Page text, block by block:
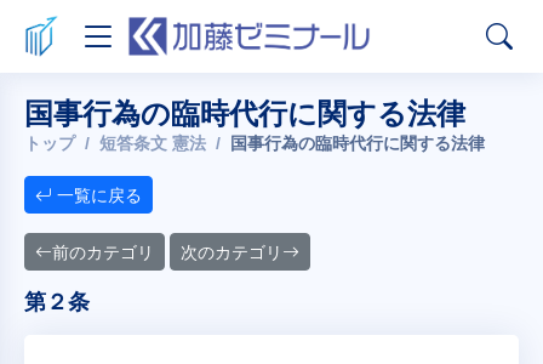
国事行為の臨時代行に関する法律
トップ 短答条文 憲法 国事行為の臨時代行に関する法律
一覧に戻る
前のカテゴリ 次のカテゴリ
第２条